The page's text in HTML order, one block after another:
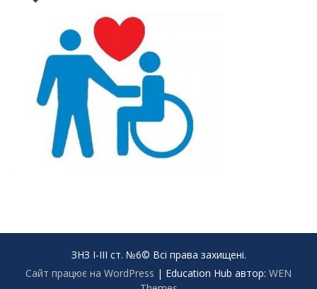
ЗНЗ І-ІІІ ст. №6© Всі права захищені.
Сайт працює на WordPress | Education Hub автор: WEN